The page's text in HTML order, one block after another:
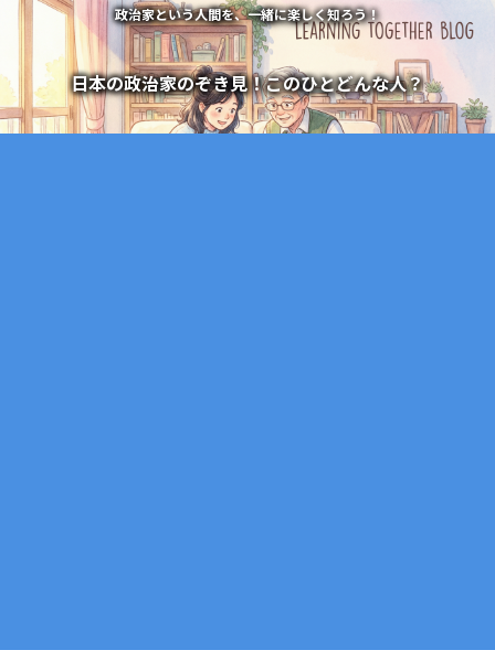
政治家という人間を、一緒に楽しく知ろう！
日本の政治家のぞき見！このひとどんな人？